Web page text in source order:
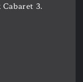
Cabaret 3.